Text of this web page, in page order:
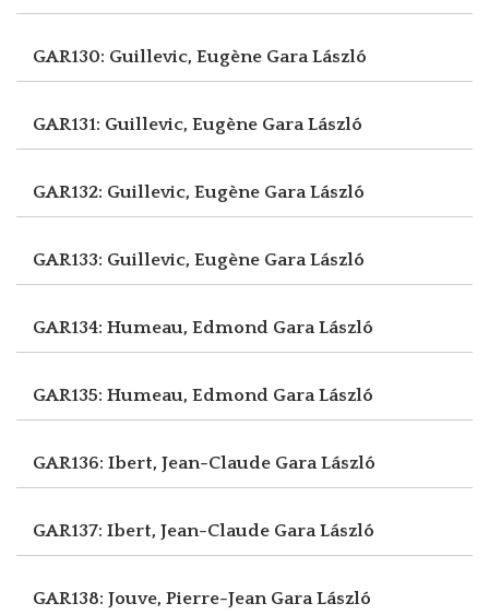
GAR130: Guillevic, Eugène Gara László
GAR131: Guillevic, Eugène Gara László
GAR132: Guillevic, Eugène Gara László
GAR133: Guillevic, Eugène Gara László
GAR134: Humeau, Edmond Gara László
GAR135: Humeau, Edmond Gara László
GAR136: Ibert, Jean-Claude Gara László
GAR137: Ibert, Jean-Claude Gara László
GAR138: Jouve, Pierre-Jean Gara László